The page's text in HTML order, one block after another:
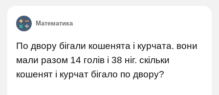
Математика
По двору бігали кошенята і курчата. вони
мали разом 14 голів і 38 ніг. скільки
кошенят і курчат бігало по двору?